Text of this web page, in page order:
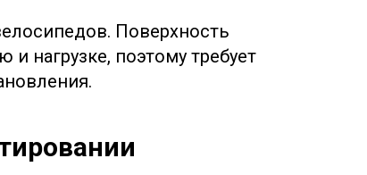
Поверхность
нагрузке, поэтому требует